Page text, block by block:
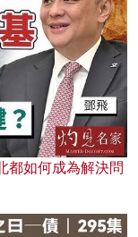
都如何成為解決問